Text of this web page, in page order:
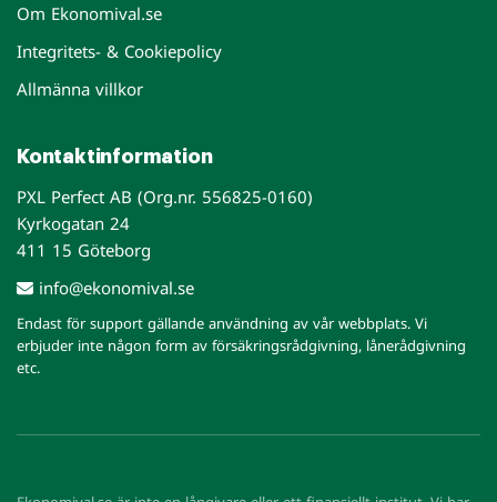
Om Ekonomival.se
Integritets- & Cookiepolicy
Allmänna villkor
Kontaktinformation
PXL Perfect AB (Org.nr. 556825-0160)
Kyrkogatan 24
411 15 Göteborg
info@ekonomival.se
Endast för support gällande användning av vår webbplats. Vi
erbjuder inte någon form av försäkringsrådgivning, lånerådgivning
etc.